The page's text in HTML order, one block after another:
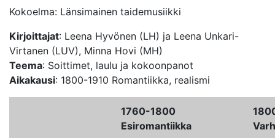
Kokoelma: Länsimainen taidemusiikki
Kirjoittajat: Leena Hyvönen (LH) ja Leena Unkari-
Virtanen (LUV), Minna Hovi (MH)
Teema: Soittimet, laulu ja kokoonpanot
Aikakausi: 1800-1910 Romantiikka, realismi
1760-1800
Esiromantiikka